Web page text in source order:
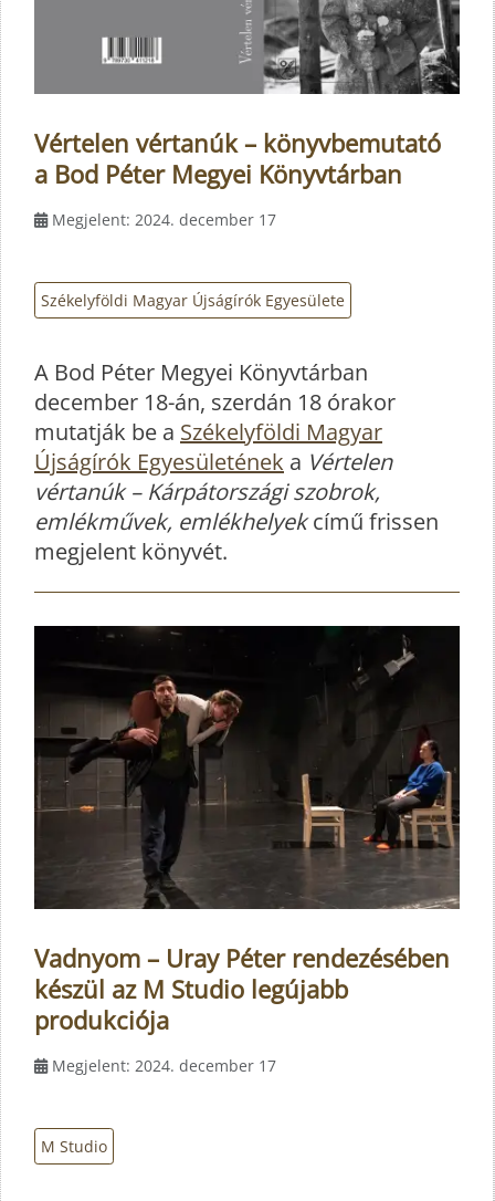
Vértelen vértanúk – könyvbemutató
a Bod Péter Megyei Könyvtárban
Megjelent: 2024. december 17
Székelyföldi Magyar Újságírók Egyesülete
A Bod Péter Megyei Könyvtárban
december 18-án, szerdán 18 órakor
mutatják be a Székelyföldi Magyar
Újságírók Egyesületének a Vértelen
vértanúk – Kárpátországi szobrok,
emlékművek, emlékhelyekcímű frissen
megjelent könyvét.
Vadnyom – Uray Péter rendezésében
készül az M Studio legújabb
produkciója
Megjelent: 2024. december 17
M Studio